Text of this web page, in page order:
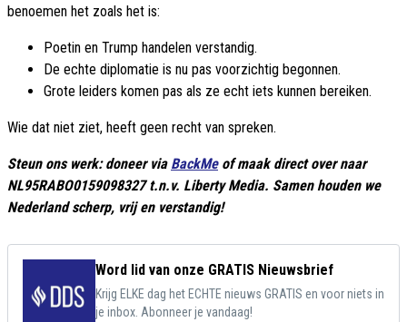
benoemen het zoals het is:
Poetin en Trump handelen verstandig.
De echte diplomatie is nu pas voorzichtig begonnen.
Grote leiders komen pas als ze echt iets kunnen bereiken.
Wie dat niet ziet, heeft geen recht van spreken.
Steun ons werk: doneer via BackMeof maak direct over naar
NL95RABO0159098327 t.n.v. Liberty Media. Samen houden we
Nederland scherp, vrij en verstandig!
Word lid van onze GRATIS Nieuwsbrief
Krijg ELKE dag het ECHTE nieuws GRATIS en voor niets in
je inbox. Abonneer je vandaag!